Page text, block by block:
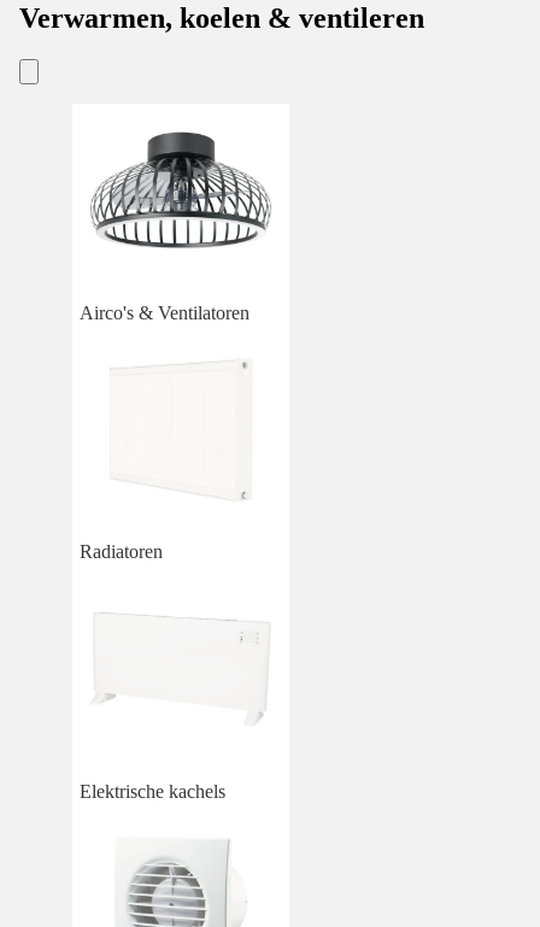
Verwarmen, koelen & ventileren
Airco's & Ventilatoren
Radiatoren
Elektrische kachels